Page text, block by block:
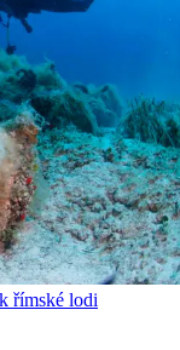
římské lodi